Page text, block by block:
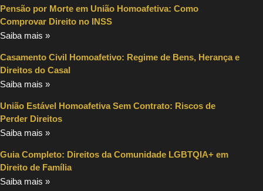
Pensão por Morte em União Homoafetiva: Como
Comprovar Direito no INSS
Saiba mais »
Casamento Civil Homoafetivo: Regime de Bens, Herança e
Direitos do Casal
Saiba mais »
União Estável Homoafetiva Sem Contrato: Riscos de
Perder Direitos
Saiba mais »
Guia Completo: Direitos da Comunidade LGBTQIA+ em
Direito de Família
Saiba mais »